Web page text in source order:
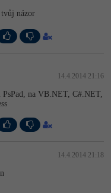
názor
14.4.2014 21:16
na VB.NET, C#.NET,
14.4.2014 21:18